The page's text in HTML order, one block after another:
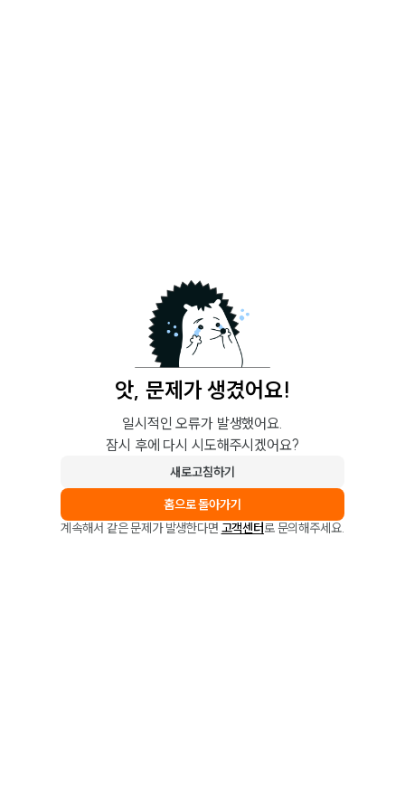
앗, 문제가 생겼어요!
일시적인 오류가 발생했어요.
잠시 후에 다시 시도해주시겠어요?
새로고침하기
홈으로 돌아가기
계속해서 같은 문제가 발생한다면 고객센터로 문의해주세요.